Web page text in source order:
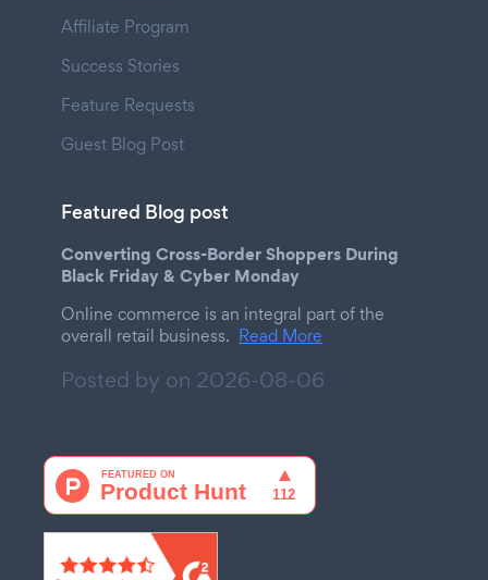
Affiliate Program
Success Stories
Feature Requests
Guest Blog Post
Featured Blog post
Converting Cross-Border Shoppers During
Black Friday & Cyber Monday
Online commerce is an integral part of the
overall retail business. Read More
Posted by on 2026-08-06